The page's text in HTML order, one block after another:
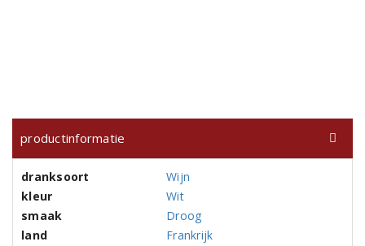
productinformatie
dranksoort
Wijn
kleur
Wit
smaak
Droog
land
Frankrijk